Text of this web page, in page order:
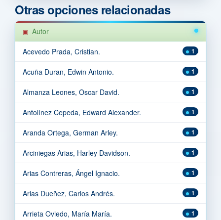
Otras opciones relacionadas
Autor
1
Acevedo Prada, Cristian.
1
Acuña Duran, Edwin Antonio.
1
Almanza Leones, Oscar David.
1
Antolínez Cepeda, Edward Alexander.
1
Aranda Ortega, German Arley.
1
Arciniegas Arias, Harley Davidson.
1
Arias Contreras, Ángel Ignacio.
1
Arias Dueñez, Carlos Andrés.
1
Arrieta Oviedo, María María.